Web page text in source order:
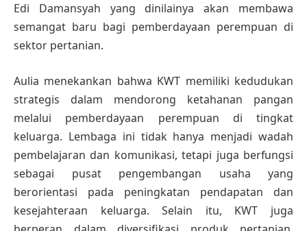
Edi Damansyah yang dinilainya akan membawa
semangat baru bagi pemberdayaan perempuan di
sektor pertanian.
Aulia menekankan bahwa KWT memiliki kedudukan
strategis dalam mendorong ketahanan pangan
melalui pemberdayaan perempuan di tingkat
keluarga. Lembaga ini tidak hanya menjadi wadah
pembelajaran dan komunikasi, tetapi juga berfungsi
sebagai pusat pengembangan usaha yang
berorientasi pada peningkatan pendapatan dan
kesejahteraan keluarga. Selain itu, KWT juga